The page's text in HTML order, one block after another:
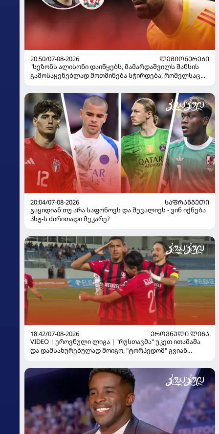
20:50/07-08-2026
ᲚᲔᲒᲘᲝᲜᲔᲠᲔᲑᲘ
"სეზონს ალისონი დაიწყებს, მამარდაშვილს შანსის
გამოსაყენებლად მოთმინება სჭირდება, რომელსაც
ყოფილმა მეკარემ
20:04/07-08-2026
ᲡᲐᲤᲠᲐᲜᲒᲔᲗᲘ
გაყიდიან თუ არა საფონოვს და შევალიეს - ვინ იქნება
პსჟ-ს ძირითადი მეკარე?
18:42/07-08-2026
ᲔᲠᲝᲕᲜᲣᲚᲘ ᲚᲘᲒᲐ
VIDEO | ეროვნული ლიგა | "რუსთავმა" უკეთ ითამაშა
და დამსახურებულად მოიგო, "ტორპედომ" გვიან